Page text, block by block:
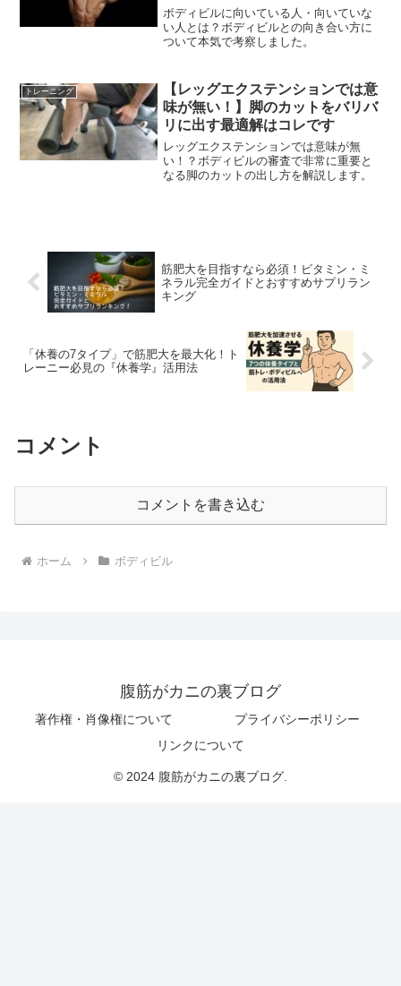
ボディビルに向いている人・向いていな
い人とは？ボディビルとの向き合い方に
ついて本気で考察しました。
トレーニング
【レッグエクステンションでは意
味が無い！】脚のカットをバリバ
リに出す最適解はコレです
レッグエクステンションでは意味が無
い！？ボディビルの審査で非常に重要と
なる脚のカットの出し方を解説します。
筋肥大を目指すなら必須！ビタミン・ミ
ネラル完全ガイドとおすすめサプリラン
キング
「休養の7タイプ」で筋肥大を最大化！ト
レーニー必見の『休養学』活用法
コメント
コメントを書き込む
ホーム ボディビル
腹筋がカニの裏ブログ
著作権・肖像権について
プライバシーポリシー
リンクについて
© 2024 腹筋がカニの裏ブログ.